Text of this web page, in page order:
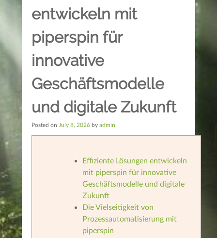
entwickeln mit
piperspin für
innovative
Geschäftsmodelle
und digitale Zukunft
Posted on July 8, 2026by admin
Effiziente Lösungen entwickeln
mit piperspin für innovative
Geschäftsmodelle und digitale
Zukunft
Die Vielseitigkeit von
Prozessautomatisierung mit
piperspin